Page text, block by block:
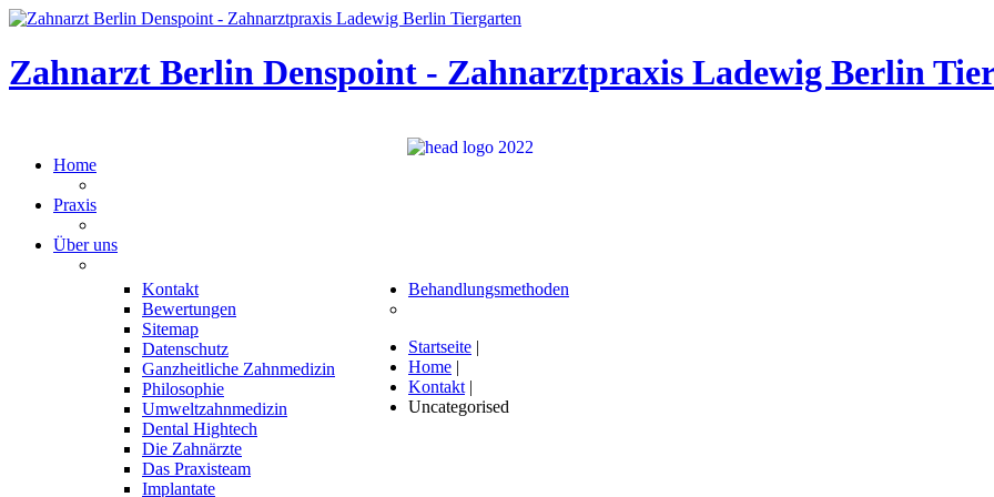
Zahnarzt Berlin Denspoint - Zahnarztpraxis Ladewig Berlin
Home
Kontakt
Bewertungen
Sitemap
Datenschutz
Praxis
Ganzheitliche Zahnmedizin
Philosophie
Umweltzahnmedizin
Dental Hightech
Über uns
Die Zahnärzte
Das Praxisteam
Behandlungsmethoden
Implantate
Startseite |
Home |
Kontakt |
Uncategorised